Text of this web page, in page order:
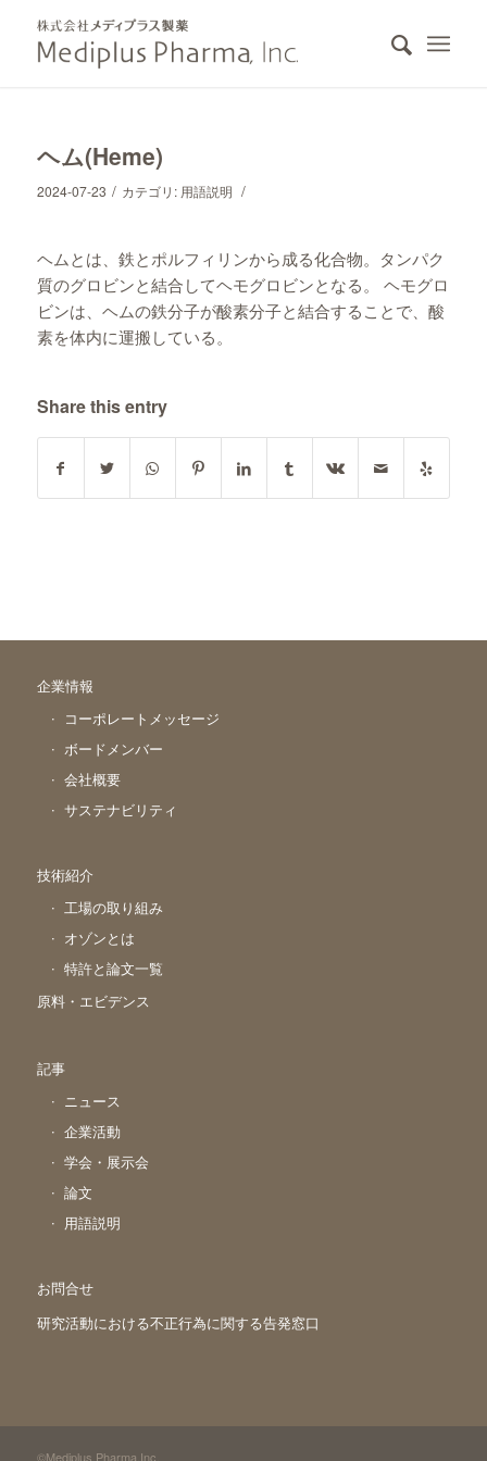
ヘム(Heme)
2024-07-23 / カテゴリ: 用語説明 /
ヘムとは、鉄とポルフィリンから成る化合物。タンパク
質のグロビンと結合してヘモグロビンとなる。 ヘモグロ
ビンは、ヘムの鉄分子が酸素分子と結合することで、酸
素を体内に運搬している。
Share this entry
企業情報
コーポレートメッセージ
ボードメンバー
会社概要
サステナビリティ
技術紹介
工場の取り組み
オゾンとは
特許と論文一覧
原料・エビデンス
記事
ニュース
企業活動
学会・展示会
論文
用語説明
お問合せ
研究活動における不正行為に関する告発窓口
©Mediplus Pharma,Inc.